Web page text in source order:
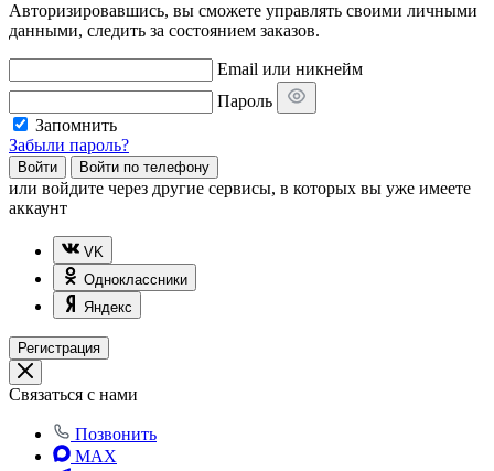
Авторизировавшись, вы сможете управлять своими личными
данными, следить за состоянием заказов.
Email или никнейм
Пароль
Запомнить
Забыли пароль?
Войти Войти по телефону
или войдите через другие сервисы, в которых вы уже имеете
аккаунт
VK
Одноклассники
Яндекс
Регистрация
Связаться с нами
Позвонить
MAX